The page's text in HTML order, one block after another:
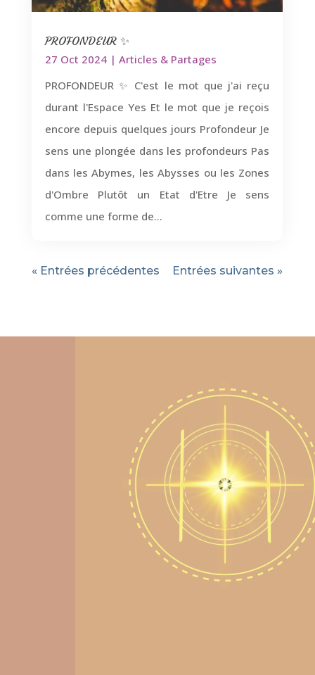
PROFONDEUR ✨
27 Oct 2024| Articles & Partages
PROFONDEUR ✨ C'est le mot que j'ai reçu
durant l'Espace Yes Et le mot que je reçois
encore depuis quelques jours Profondeur Je
sens une plongée dans les profondeurs Pas
dans les Abymes, les Abysses ou les Zones
d'Ombre Plutôt un Etat d'Etre Je sens
comme une forme de...
« Entrées précédentes Entrées suivantes »